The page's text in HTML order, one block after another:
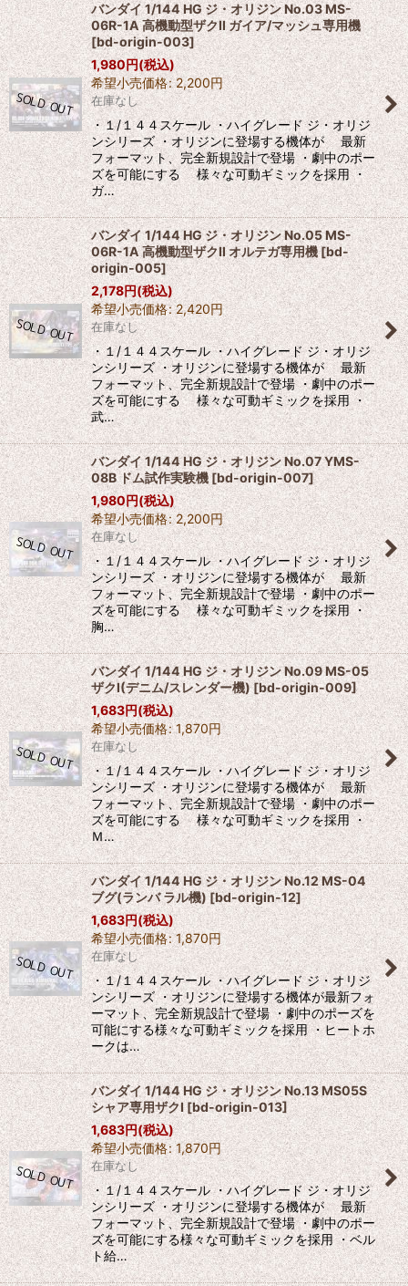
バンダイ 1/144 HG ジ・オリジン No.03 MS-
06R-1A 高機動型ザクII ガイア/マッシュ専用機
[bd-origin-003]
1,980円(税込)
希望小売価格: 2,200円
在庫なし
・１/１４４スケール ・ハイグレード ジ・オリジ
ンシリーズ ・オリジンに登場する機体が 最新
フォーマット、完全新規設計で登場 ・劇中のポー
ズを可能にする 様々な可動ギミックを採用 ・
ガ…
バンダイ 1/144 HG ジ・オリジン No.05 MS-
06R-1A 高機動型ザクII オルテガ専用機[bd-
origin-005]
2,178円(税込)
希望小売価格: 2,420円
在庫なし
・１/１４４スケール ・ハイグレード ジ・オリジ
ンシリーズ ・オリジンに登場する機体が 最新
フォーマット、完全新規設計で登場 ・劇中のポー
ズを可能にする 様々な可動ギミックを採用 ・
武…
バンダイ 1/144 HG ジ・オリジン No.07 YMS-
08B ドム試作実験機[bd-origin-007]
1,980円(税込)
希望小売価格: 2,200円
在庫なし
・１/１４４スケール ・ハイグレード ジ・オリジ
ンシリーズ ・オリジンに登場する機体が 最新
フォーマット、完全新規設計で登場 ・劇中のポー
ズを可能にする 様々な可動ギミックを採用 ・
胸…
バンダイ 1/144 HG ジ・オリジン No.09 MS-05
ザクI(デニム/スレンダー機)[bd-origin-009]
1,683円(税込)
希望小売価格: 1,870円
在庫なし
・１/１４４スケール ・ハイグレード ジ・オリジ
ンシリーズ ・オリジンに登場する機体が 最新
フォーマット、完全新規設計で登場 ・劇中のポー
ズを可能にする 様々な可動ギミックを採用 ・
Ｍ…
バンダイ 1/144 HG ジ・オリジン No.12 MS-04
ブグ(ランバ ラル機) [bd-origin-12]
1,683円(税込)
希望小売価格: 1,870円
在庫なし
・１/１４４スケール ・ハイグレード ジ・オリジ
ンシリーズ ・オリジンに登場する機体が最新フォ
ーマット、完全新規設計で登場 ・劇中のポーズを
可能にする様々な可動ギミックを採用 ・ヒートホ
ークは…
バンダイ 1/144 HG ジ・オリジン No.13 MS05S
シャア専用ザクI[bd-origin-013]
1,683円(税込)
希望小売価格: 1,870円
在庫なし
・１/１４４スケール ・ハイグレード ジ・オリジ
ンシリーズ ・オリジンに登場する機体が 最新
フォーマット、完全新規設計で登場 ・劇中のポー
ズを可能にする様々な可動ギミックを採用 ・ベル
ト給…